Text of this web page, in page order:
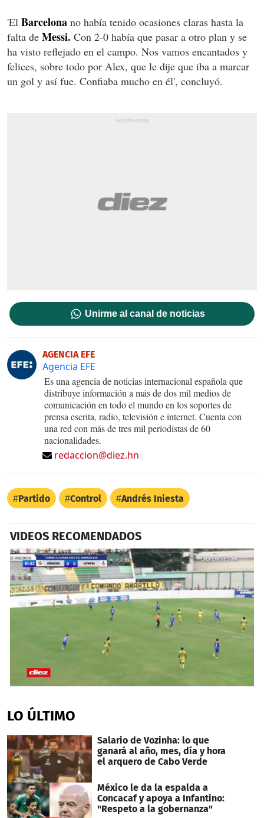
'El Barcelona no había tenido ocasiones claras hasta la
falta de Messi. Con 2-0 había que pasar a otro plan y se
ha visto reflejado en el campo. Nos vamos encantados y
felices, sobre todo por Alex, que le dije que iba a marcar
un gol y así fue. Confiaba mucho en él', concluyó.
Unirme al canal de noticias
AGENCIA EFE
Agencia EFE
Es una agencia de noticias internacional española que
distribuye información a más de dos mil medios de
comunicación en todo el mundo en los soportes de
prensa escrita, radio, televisión e internet. Cuenta con
una red con más de tres mil periodistas de 60
nacionalidades.
redaccion@diez.hn
Partido Control Andrés Iniesta
VIDEOS RECOMENDADOS
of
28
LO ÚLTIMO
Salario de Vozinha: lo que
ganará al año, mes, día y hora
el arquero de Cabo Verde
México le da la espalda a
Concacaf y apoya a Infantino:
"Respeto a la gobernanza"